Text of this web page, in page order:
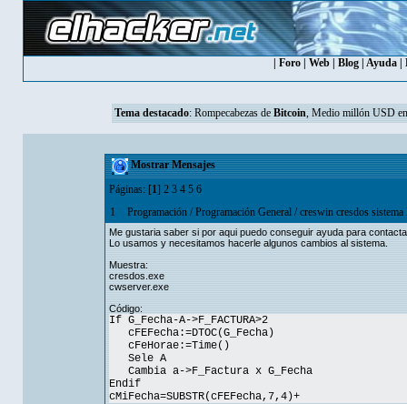
Foro Web Blog Ayuda
Tema destacado: Rompecabezas de Bitcoin, Medio millón USD
Mostrar Mensajes
Páginas: [1] 2 3 4 5 6
1
Programación/Programación General/creswin cresdos sistema
Me gustaria saber si por aqui puedo conseguir ayuda para
Lo usamos y necesitamos hacerle algunos cambios al sistema.
Muestra:
cresdos.exe
cwserver.exe
Código:
If G_Fecha-A->F_FACTURA>2
cFEFecha:=DTOC(G_Fecha)
cFeHorae:=Time()
Sele A
Cambia a->F_Factura x G_Fecha
Endif
cMiFecha=SUBSTR(cFEFecha,7,4)+